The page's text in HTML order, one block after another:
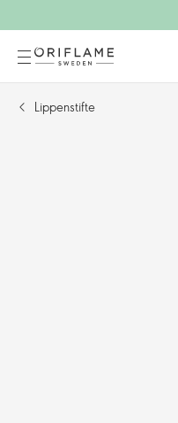
Lippenstifte